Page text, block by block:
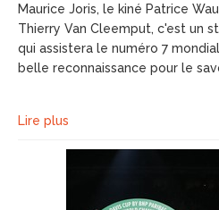
Maurice Joris, le kiné Patrice
Thierry Van Cleemput, c'est un
qui assistera le numéro 7
belle reconnaissance pour le
Lire plus